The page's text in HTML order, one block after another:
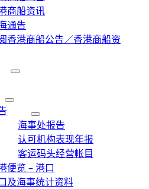
商船资讯
通告
香港商船公告／香港商船资
海事处报告
认可机构表现年报
客运码头经营帐目
便览 – 港口
及海事统计资料